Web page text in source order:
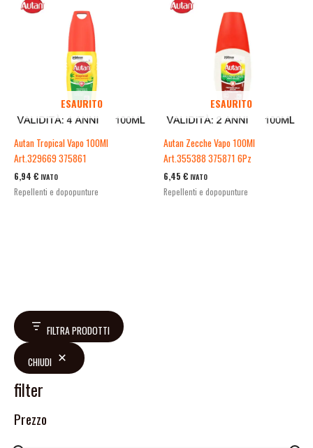
FILTRA PRODOTTI
CHIUDI
filter
Prezzo
ESAURITO
Autan Tropical Vapo 100Ml
Art.329669 375861
6,94 € IVATO
Repellenti e dopopunture
ESAURITO
Autan Zecche Vapo 100Ml
Art.355388 375871 6Pz
6,45 € IVATO
Repellenti e dopopunture